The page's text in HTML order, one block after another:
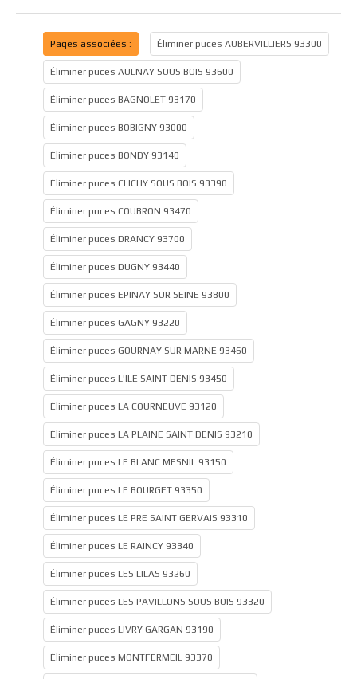
Pages associées : Éliminer puces AUBERVILLIERS 93300
Éliminer puces AULNAY SOUS BOIS 93600
Éliminer puces BAGNOLET 93170
Éliminer puces BOBIGNY 93000
Éliminer puces BONDY 93140
Éliminer puces CLICHY SOUS BOIS 93390
Éliminer puces COUBRON 93470
Éliminer puces DRANCY 93700
Éliminer puces DUGNY 93440
Éliminer puces EPINAY SUR SEINE 93800
Éliminer puces GAGNY 93220
Éliminer puces GOURNAY SUR MARNE 93460
Éliminer puces L'ILE SAINT DENIS 93450
Éliminer puces LA COURNEUVE 93120
Éliminer puces LA PLAINE SAINT DENIS 93210
Éliminer puces LE BLANC MESNIL 93150
Éliminer puces LE BOURGET 93350
Éliminer puces LE PRE SAINT GERVAIS 93310
Éliminer puces LE RAINCY 93340
Éliminer puces LES LILAS 93260
Éliminer puces LES PAVILLONS SOUS BOIS 93320
Éliminer puces LIVRY GARGAN 93190
Éliminer puces MONTFERMEIL 93370